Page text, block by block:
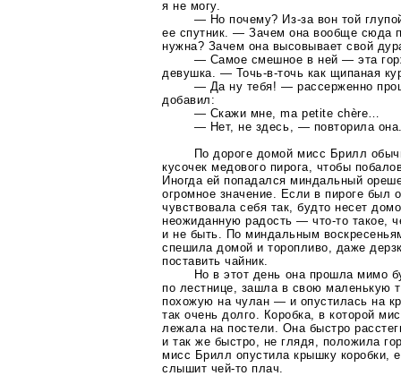
я не могу.
— Но почему? Из-за вон той
ее спутник. — Зачем она вообще сюда
нужна? Зачем она высовывает свой
— Самое смешное в ней — эта
девушка. — Точь-в-точь как щипаная
— Да ну тебя! — рассерженно
добавил:
— Скажи мне, ma petite chère…
— Нет, не здесь, — повторила
По дороге домой мисс Брилл
кусочек медового пирога, чтобы
Иногда ей попадался миндальный
огромное значение. Если в пироге был
чувствовала себя так, будто несет
неожиданную радость —что-то такое,
и не быть. По миндальным
спешила домой и торопливо, даже
поставить чайник.
Но в этот день она прошла мимо
по лестнице, зашла в свою маленькую
похожую на чулан — и опустилась на
так очень долго. Коробка, в которой
лежала на постели. Она быстро
и так же быстро, не глядя, положила
мисс Брилл опустила крышку коробки,
слышит чей-то плач.